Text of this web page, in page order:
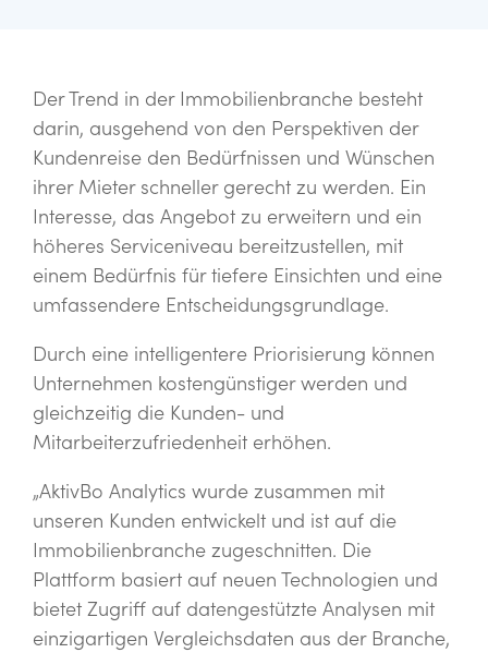
Der Trend in der Immobilienbranche besteht
darin, ausgehend von den Perspektiven der
Kundenreise den Bedürfnissen und Wünschen
ihrer Mieter schneller gerecht zu werden. Ein
Interesse, das Angebot zu erweitern und ein
höheres Serviceniveau bereitzustellen, mit
einem Bedürfnis für tiefere Einsichten und eine
umfassendere Entscheidungsgrundlage.
Durch eine intelligentere Priorisierung können
Unternehmen kostengünstiger werden und
gleichzeitig die Kunden- und
Mitarbeiterzufriedenheit erhöhen.
„AktivBo Analytics wurde zusammen mit
unseren Kunden entwickelt und ist auf die
Immobilienbranche zugeschnitten. Die
Plattform basiert auf neuen Technologien und
bietet Zugriff auf datengestützte Analysen mit
einzigartigen Vergleichsdaten aus der Branche,